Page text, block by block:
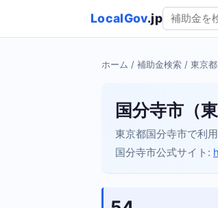
LocalGov.jp
ホーム / 補助金検索 / 東京都
国分寺市（
東京都国分寺市で利
国分寺市公式サイト: